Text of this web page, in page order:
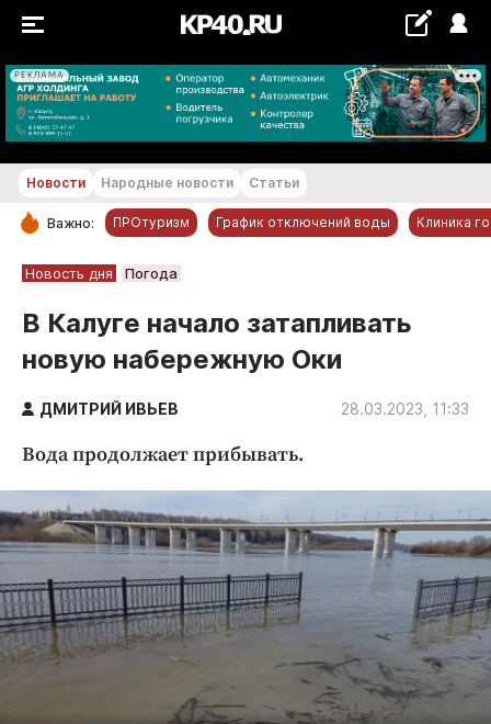
РЕКЛАМА
+17...+18 °С
РУБРИКИ
Новости компаний
Статьи
Народные новости
Благоустройство
Криминал
Культура
Недвижимость и ЖКХ
Образование
Общество
Новости Народные новости Статьи
Важно: ПРОтуризм График отключений воды Клиника
Новость дня Погода
В Калуге начало затапливать
новую набережную Оки
ДМИТРИЙ ИВЬЕВ 28.03.2023, 11:33
Вода продолжает прибывать.